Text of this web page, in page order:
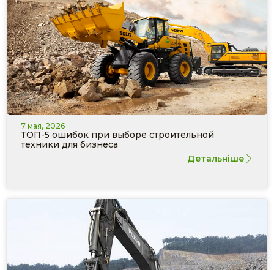
7 мая, 2026
ТОП-5 ошибок при выборе строительной
техники для бизнеса
Детальніше